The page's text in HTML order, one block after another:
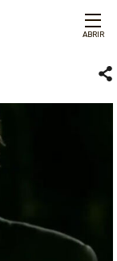
ABRIR